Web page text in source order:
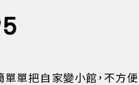
單把自家變小館，不方